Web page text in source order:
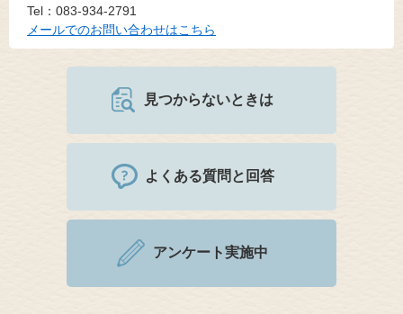
Tel：083-934-2791
メールでのお問い合わせはこちら
見つからないときは
よくある質問と回答
アンケート実施中